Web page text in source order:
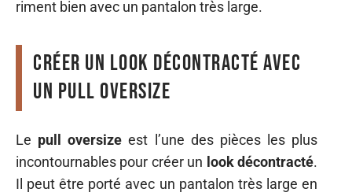
riment bien avec un pantalon très large.
Créer un look décontracté avec
un pull oversize
Le pull oversize est l’une des pièces les plus
incontournables pour créer un look décontracté.
Il peut être porté avec un pantalon très large en